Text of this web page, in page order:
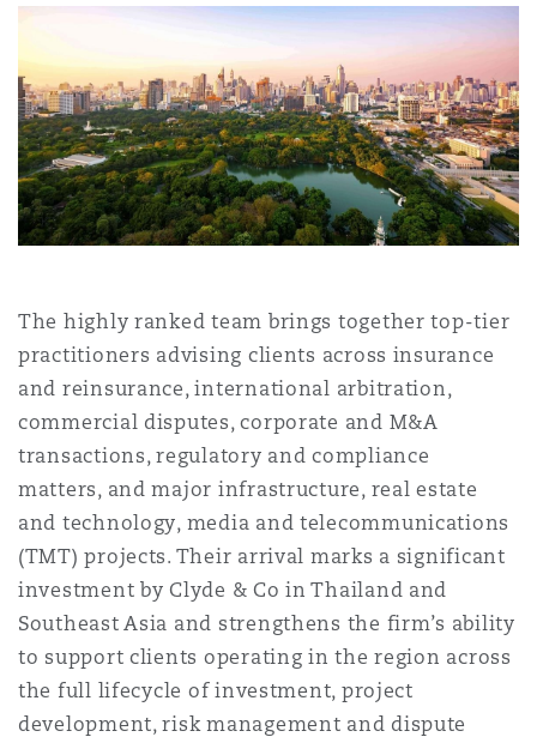
Entretien, réparation et
Droit aérien commercial
Droit réglementaire
Satellites et espace
Couverture d’assurance
Droit maritime
Responsabilité du fabricant
produits
Assurance biens
Réassurance
Assurance spécialisée
Bator
Jersey
York
County
The St Botolph Building
2 New Bailey
The highly ranked team brings together top-tier
practitioners advising clients across insurance
and reinsurance, international arbitration,
commercial disputes, corporate and M&A
transactions, regulatory and compliance
matters, and major infrastructure, real estate
and technology, media and telecommunications
(TMT) projects. Their arrival marks a significant
investment by Clyde & Co in Thailand and
Southeast Asia and strengthens the firm’s ability
to support clients operating in the region across
the full lifecycle of investment, project
development, risk management and dispute